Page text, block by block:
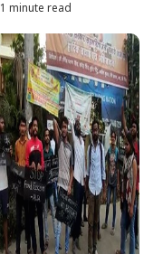
1 minute read